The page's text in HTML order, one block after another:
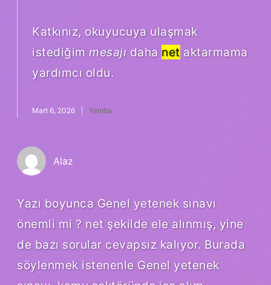
Katkınız, okuyucuya ulaşmak
istediğim mesajı daha net aktarmama
yardımcı oldu.
Mart 6, 2026 Yanıtla
Alaz
Yazı boyunca Genel yetenek sınavı
önemli mi ? net şekilde ele alınmış, yine
de bazı sorular cevapsız kalıyor. Burada
söylenmek istenenle Genel yetenek